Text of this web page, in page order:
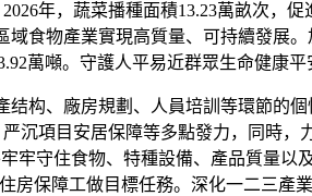
年，蔬菜播種面積13.23萬畝次，
域食物產業實現高質量、可持續發展
萬噸。守護人平易近群眾生命健康平
、廠房規劃、人員培訓等環節的個
沉項目安居保障等多點發力，同時
守住食物、特種設備、產品質量以
房保障工做目標任務。深化一二三產業